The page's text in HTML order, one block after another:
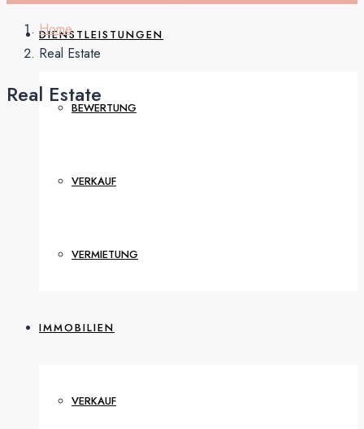
DIENSTLEISTUNGEN
BEWERTUNG
VERKAUF
VERMIETUNG
IMMOBILIEN
VERKAUF
Home
Real Estate
Real Estate